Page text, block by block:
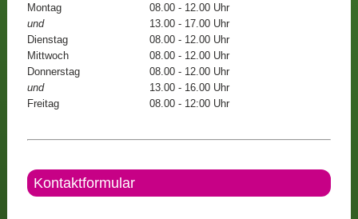
Montag
08.00 - 12.00 Uhr
und
13.00 - 17.00 Uhr
Dienstag
08.00 - 12.00 Uhr
Mittwoch
08.00 - 12.00 Uhr
Donnerstag
08.00 - 12.00 Uhr
und
13.00 - 16.00 Uhr
Freitag
08.00 - 12:00 Uhr
Kontaktformular